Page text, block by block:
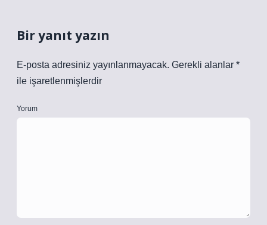
Bir yanıt yazın
E-posta adresiniz yayınlanmayacak. Gerekli alanlar *
ile işaretlenmişlerdir
Yorum